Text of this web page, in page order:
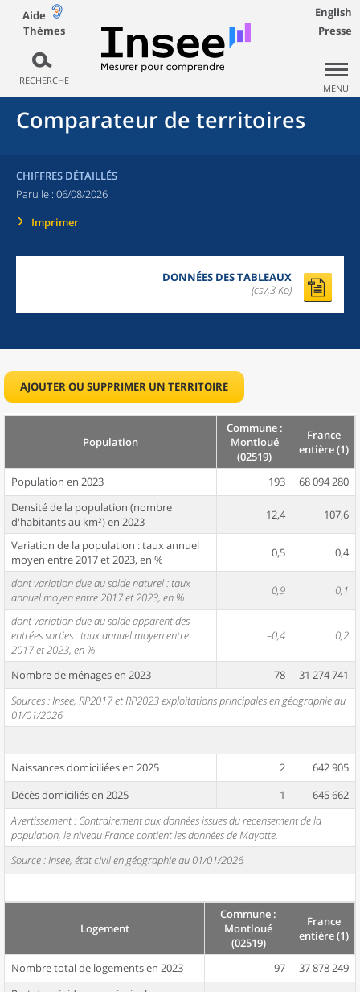
Aide
Thèmes
RECHERCHE
English
Presse
MENU
Comparateur de territoires
CHIFFRES DÉTAILLÉS
Paru le : 06/08/2026
Imprimer
DONNÉES DES TABLEAUX
(csv,3 Ko)
AJOUTER OU SUPPRIMER UN TERRITOIRE
Population
Commune :
Montloué
(02519)
France
entière (1)
Population en 2023 193
68 094 280
Densité de la population (nombre
d'habitants au km²) en 2023
12,4 107,6
Variation de la population : taux annuel
moyen entre 2017 et 2023, en %
0,5 0,4
dont variation due au solde naturel : taux
annuel moyen entre 2017 et 2023, en %
0,9 0,1
dont variation due au solde apparent des
entrées sorties : taux annuel moyen entre
2017 et 2023, en %
–0,4 0,2
Nombre de ménages en 2023 78
31 274 741
Sources : Insee, RP2017 et RP2023 exploitations principales en géographie au
01/01/2026
Naissances domiciliées en 2025 2
642 905
Décès domiciliés en 2025
1
645 662
Avertissement : Contrairement aux données issues du recensement de la
population, le niveau France contient les données de Mayotte.
Source : Insee, état civil en géographie au 01/01/2026
Logement
Commune :
Montloué
(02519)
France
entière (1)
Nombre total de logements en 2023 97
37 878 249